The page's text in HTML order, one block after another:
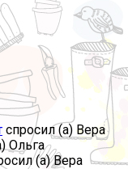
спросил (а) Вера
Ольга
(а) Вера